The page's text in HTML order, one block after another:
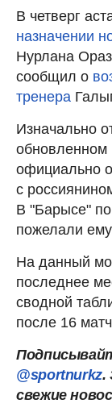
В четверг
назначении
Нурлана
сообщил о
тренера
Изначально
обновленном
официально
с
В "Барысе"
пожелали
На данный
последнее
сводной
после 16
@sportnurkz.
свежие